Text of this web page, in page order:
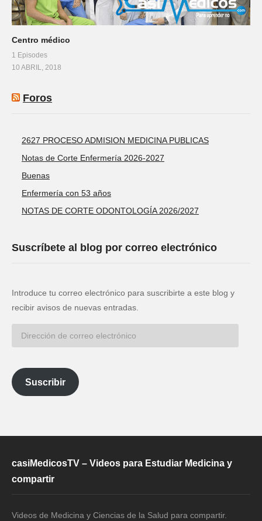
Centro médico
1 Episodes
10 ABRIL, 2018
Foros
2627 PROCESO ADMISION MEDICINA PUBLICAS
Notas de Corte Enfermería 2026-2027
Buenas
Enfermería con 53 años
NOTAS DE CORTE ODONTOLOGÍA 2026/2027
Suscríbete al blog por correo electrónico
Introduce tu correo electrónico para suscribirte a este blog y
recibir avisos de nuevas entradas.
electrónico
Suscribir
casiMedicosTV – Videos para Estudiar Medicina y
compartir
Videos de Medicina y Ciencias de la Salud para compartir.